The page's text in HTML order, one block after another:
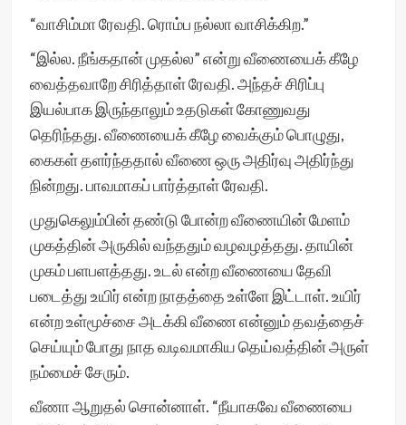
“வாசிம்மா ரேவதி. ரொம்ப நல்லா வாசிக்கிற.”
“இல்ல. நீங்கதான் முதல்ல” என்று வீணையைக் கீழே
வைத்தவாறே சிரித்தாள் ரேவதி. அந்தச் சிரிப்பு
இயல்பாக இருந்தாலும் உதடுகள் கோணுவது
தெரிந்தது. வீணையைக் கீழே வைக்கும் பொழுது,
கைகள் தளர்ந்ததால் வீணை ஒரு அதிர்வு அதிர்ந்து
நின்றது. பாவமாகப் பார்த்தாள் ரேவதி.
முதுகெலும்பின் தண்டு போன்ற வீணையின் மேளம்
முகத்தின் அருகில் வந்ததும் வழவழத்தது. தாயின்
முகம் பளபளத்தது. உடல் என்ற வீணையை தேவி
படைத்து உயிர் என்ற நாதத்தை உள்ளே இட்டாள். உயிர்
என்ற உள்மூச்சை அடக்கி வீணை என்னும் தவத்தைச்
செய்யும் போது நாத வடிவமாகிய தெய்வத்தின் அருள்
நம்மைச் சேரும்.
வீணா ஆறுதல் சொன்னாள். “நீயாகவே வீணையை